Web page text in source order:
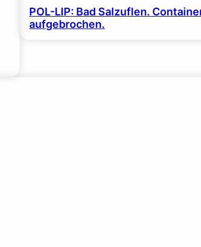
POL-LIP: Bad Salzuflen.
aufgebrochen.